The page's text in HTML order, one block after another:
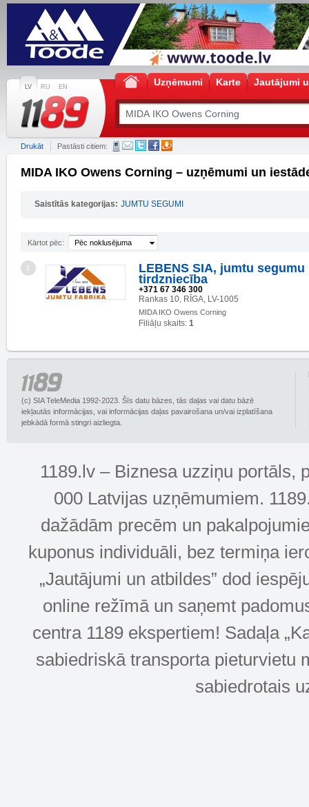
LV RU EN Uzņēmumi Karte Jautājumi
Drukāt Pastāsti citiem:
MIDA IKO Owens Corning – uzņēmumi un
Saistītās kategorijas: JUMTU SEGUMI
Kārtot pēc: Pēc noklusējuma
1
LEBENS SIA, jumtu
tirdzniecība
+371 67 346 300
Rankas 10, RĪGA, LV-1005
MIDA IKO Owens Corning
Filiāļu skaits: 1
(c) SIA TeleMedia 1992-2023. Šīs datu bāzes, tās daļas vai datu bāzē
iekļautās informācijas, vai informācijas daļas pavairošana un/vai izplatīšana
jebkādā formā stingri aizliegta.
1189.lv – Biznesa uzziņu portāls,
000 Latvijas uzņēmumiem.
dažādām precēm un
kuponus individuāli, bez termiņa
„Jautājumi un atbildes” dod
online režīmā un saņemt
centra 1189 ekspertiem! Sadaļa
sabiedriskā transporta pieturvietu
sabiedrotais